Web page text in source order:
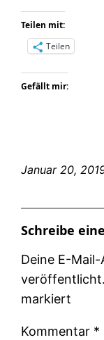
Teilen mit:
Teilen
Gefällt mir:
Januar 20,
Schreibe
Deine E-
veröffentlicht.
markiert
Kommentar *